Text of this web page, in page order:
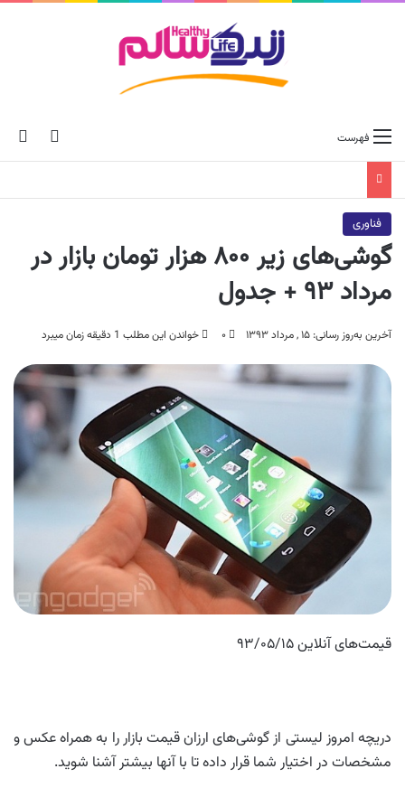
skin فهرست
فناوری
گوشی‌های زیر ۸۰۰ هزار تومان بازار در
مرداد ۹۳ + جدول
آخرین به‌روز رسانی: ۱۵ , مرداد ۱۳۹۳ ۰ خواندن این مطلب 1 دقیقه زمان میبرد
قیمت‌های آنلاین ۹۳/۰۵/۱۵
دریچه امروز لیستی از گوشی‌های ارزان قیمت بازار را به همراه عکس و
مشخصات در اختیار شما قرار داده تا با آنها بیشتر آشنا شوید.